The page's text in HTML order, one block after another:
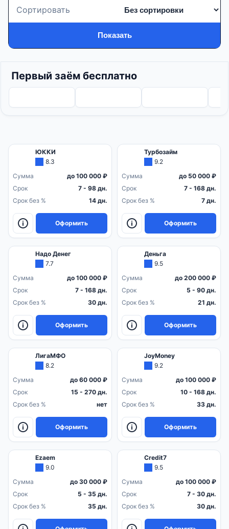
Сортировать
Показать
Первый заём бесплатно
ЮККИ
8.3
Сумма
до 100 000 ₽
Срок
7 - 98 дн.
Срок без %
14 дн.
Оформить
Турбозайм
9.2
Сумма
до 50 000 ₽
Срок
7 - 168 дн.
Срок без %
7 дн.
Оформить
Надо Денег
7.7
Сумма
до 100 000 ₽
Срок
7 - 168 дн.
Срок без %
30 дн.
Оформить
Деньга
9.5
Сумма
до 200 000 ₽
Срок
5 - 90 дн.
Срок без %
21 дн.
Оформить
ЛигаМФО
8.2
Сумма
до 60 000 ₽
Срок
15 - 270 дн.
Срок без %
нет
Оформить
JoyMoney
9.2
Сумма
до 100 000 ₽
Срок
10 - 168 дн.
Срок без %
33 дн.
Оформить
Ezaem
9.0
Сумма
до 30 000 ₽
Срок
5 - 35 дн.
Срок без %
35 дн.
Credit7
9.5
Сумма
до 100 000 ₽
Срок
7 - 30 дн.
Срок без %
30 дн.